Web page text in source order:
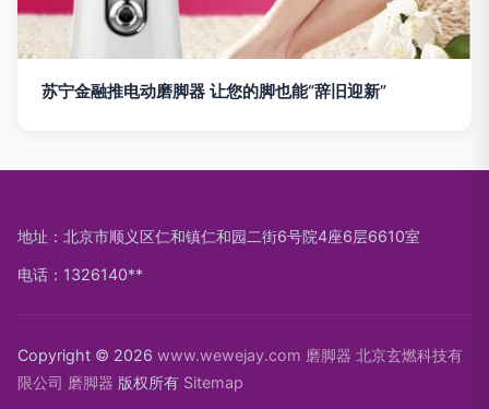
苏宁金融推电动磨脚器 让您的脚也能“辞旧迎新”
地址：北京市顺义区仁和镇仁和园二街6号院4座6层6610室
电话：1326140**
Copyright © 2026 www.wewejay.com 磨脚器 北京玄燃科技有
限公司 磨脚器 版权所有 Sitemap